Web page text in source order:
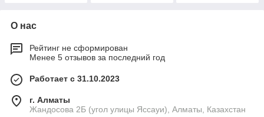
О нас
Рейтинг не сформирован
Менее 5 отзывов за последний год
Работает с 31.10.2023
г. Алматы
Жандосова 2Б (угол улицы Яссауи), Алматы, Казахстан